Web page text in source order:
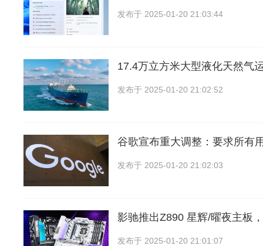
发布于 2025-01-20 21:03:44
17.4万立方米大型液化天然气
发布于 2025-01-20 21:02:52
谷歌宣布重大调整：要求所有
发布于 2025-01-20 21:02:03
影驰推出Z890 星辉/曜夜主板
发布于 2025-01-20 21:01:07